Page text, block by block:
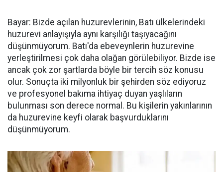
Bayar: Bizde açılan huzurevlerinin, Batı ülkelerindeki
huzurevi anlayışıyla aynı karşılığı taşıyacağını
düşünmüyorum. Batı'da ebeveynlerin huzurevine
yerleştirilmesi çok daha olağan görülebiliyor. Bizde ise
ancak çok zor şartlarda böyle bir tercih söz konusu
olur. Sonuçta iki milyonluk bir şehirden söz ediyoruz
ve profesyonel bakıma ihtiyaç duyan yaşlıların
bulunması son derece normal. Bu kişilerin yakınlarının
da huzurevine keyfi olarak başvurduklarını
düşünmüyorum.